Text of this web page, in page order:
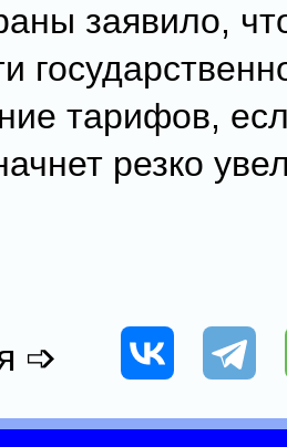
заявило,
тарифов,
резко
➩